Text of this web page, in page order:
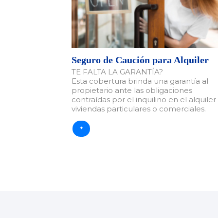
Seguro de Caución para Alquiler
TE FALTA LA GARANTÍA?
Esta cobertura brinda una garantía al
propietario ante las obligaciones
contraídas por el inquilino en el alquiler
viviendas particulares o comerciales.
+